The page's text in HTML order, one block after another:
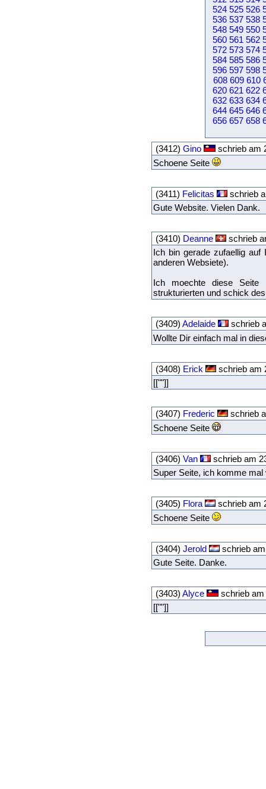
524 525 526
536 537 538
548 549 550
560 561 562
572 573 574
584 585 586
596 597 598
608 609 610
620 621 622
632 633 634
644 645 646
656 657 658
(3412) Gino
schrieb am
Schoene Seite
(3411) Felicitas
schrieb
Gute Website. Vielen Dank.
(3410) Deanne
schrieb
Ich bin gerade zufaellig
anderen Websiete).
Ich moechte diese
strukturierten und schick
(3409) Adelaide
schrieb
Wollte Dir einfach mal in
(3408) Erick
schrieb am
[[""]]
(3407) Frederic
schrieb
Schoene Seite
(3406) Van
schrieb am
Super Seite, ich komme
(3405) Flora
schrieb am
Schoene Seite
(3404) Jerold
schrieb
Gute Seite. Danke.
(3403) Alyce
schrieb
[[""]]